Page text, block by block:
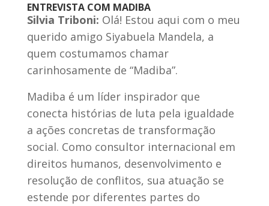
ENTREVISTA COM MADIBA
Silvia Triboni: Olá! Estou aqui com o meu
querido amigo Siyabuela Mandela, a
quem costumamos chamar
carinhosamente de “Madiba”.
Madiba é um líder inspirador que
conecta histórias de luta pela igualdade
a ações concretas de transformação
social. Como consultor internacional em
direitos humanos, desenvolvimento e
resolução de conflitos, sua atuação se
estende por diferentes partes do